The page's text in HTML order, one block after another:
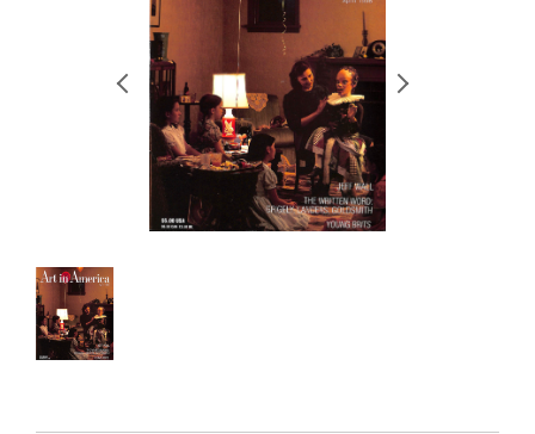
SCHOLARSHIP
RETRACE
コンサート
出版物
動画
スカラシップ受賞者